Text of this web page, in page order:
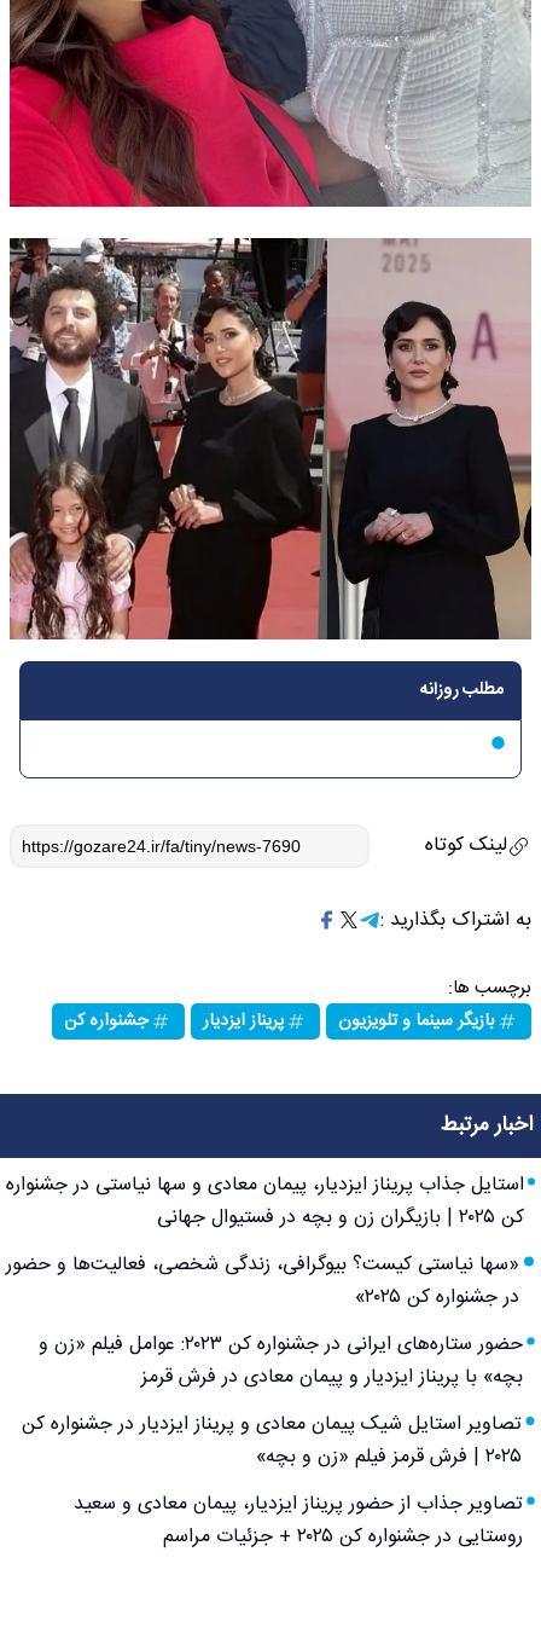
مطلب روزانه
لینک کوتاه
به اشتراک بگذارید :
برچسب ها:
بازیگر سینما و تلویزیون پریناز ایزدیار جشنواره کن
اخبار مرتبط
استایل جذاب پریناز ایزدیار، پیمان معادی و سها نیاستی در جشنواره
کن ۲۰۲۵ | بازیگران زن و بچه در فستیوال جهانی
«سها نیاستی کیست؟ بیوگرافی، زندگی شخصی، فعالیت‌ها و حضور
در جشنواره کن ۲۰۲۵»
حضور ستاره‌های ایرانی در جشنواره کن ۲۰۲۳: عوامل فیلم «زن و
بچه» با پریناز ایزدیار و پیمان معادی در فرش قرمز
تصاویر استایل شیک پیمان معادی و پریناز ایزدیار در جشنواره کن
۲۰۲۵ | فرش قرمز فیلم «زن و بچه»
تصاویر جذاب از حضور پریناز ایزدیار، پیمان معادی و سعید
روستایی در جشنواره کن ۲۰۲۵ + جزئیات مراسم